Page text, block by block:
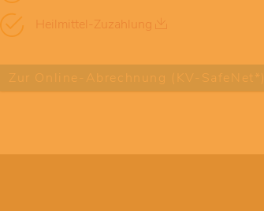
Heilmittel-Zuzahlung
Zur Online-Abrechnung (KV-SafeNet*)